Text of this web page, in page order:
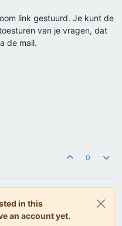
link gestuurd. Je kunt de
van je vragen, dat
de mail.
0
in this
an account yet.